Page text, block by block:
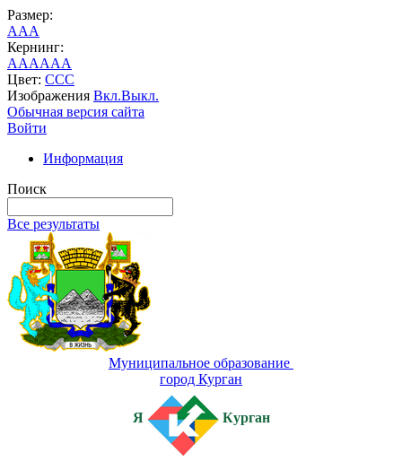
Размер:
AAA
Кернинг:
AAAAAA
Цвет: CCC
Изображения Вкл.Выкл.
Обычная версия сайта
Войти
Информация
Поиск
Все результаты
Муниципальное образование
город Курган
Я Курган